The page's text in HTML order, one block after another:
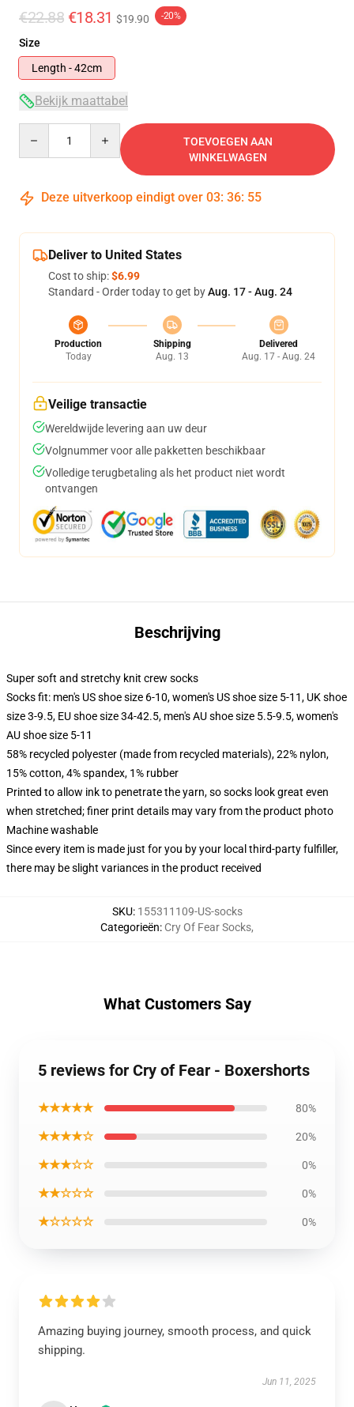
€22.88 €18.31 $19.90 -20%
Size
Length - 42cm
Bekijk maattabel
TOEVOEGEN AAN
WINKELWAGEN
Deze uitverkoop eindigt over 03: 36: 54
Deliver to United States
Cost to ship:$6.99
Standard - Order today to get byAug. 17 - Aug. 24
Production
Today
Shipping
Aug. 13
Delivered
Aug. 17 - Aug. 24
Veilige transactie
Wereldwijde levering aan uw deur
Volgnummer voor alle pakketten beschikbaar
Volledige terugbetaling als het product niet wordt
ontvangen
Beschrijving
Super soft and stretchy knit crew socks
Socks fit: men's US shoe size 6-10, women's US shoe size 5-11, UK shoe
size 3-9.5, EU shoe size 34-42.5, men's AU shoe size 5.5-9.5, women's
AU shoe size 5-11
58% recycled polyester (made from recycled materials), 22% nylon,
15% cotton, 4% spandex, 1% rubber
Printed to allow ink to penetrate the yarn, so socks look great even
when stretched; finer print details may vary from the product photo
Machine washable
Since every item is made just for you by your local third-party fulfiller,
there may be slight variances in the product received
SKU: 155311109-US-socks
Categorieën: Cry Of Fear Socks,
What Customers Say
5 reviews for Cry of Fear - Boxershorts
★★★★★ 80%
★★★★☆ 20%
★★★☆☆ 0%
★★☆☆☆ 0%
★☆☆☆☆ 0%
Amazing buying journey, smooth process, and quick
shipping.
Jun 11, 2025